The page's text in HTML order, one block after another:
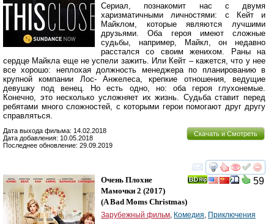
Сериал, познакомит нас с двумя
харизматичными личностями: с Кейт и
Майклом, которые являются лучшими
друзьями. Оба героя имеют сложные
судьбы, например, Майкл, он недавно
расстался со своим женихом. Раны на
сердце Майкла еще не успели зажить. Или Кейт – кажется, что у нее
все хорошо: неплохая должность менеджера по планированию в
крупной компании Лос- Анжелеса, крепкие отношения, ведущие
девушку под венец. Но есть одно, но: оба героя глухонемые.
Конечно, это несколько усложняет их жизнь. Судьба ставит перед
ребятами много сложностей, с которыми герои помогают друг другу
справляться.
Скачать и Смотреть
Дата выхода фильма: 14.02.2018
Дата добавления: 10.05.2018
Последнее обновление: 29.09.2019
смотреть
59
Очень Плохие
Мамочки 2 (2017)
(A Bad Moms Christmas)
Зарубежный фильм Комедия Приключения